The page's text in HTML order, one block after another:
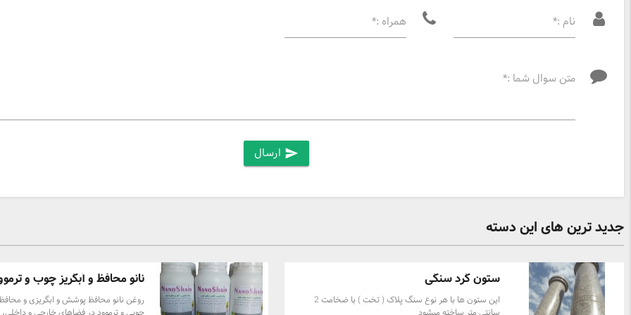
نام :* همراه :*
متن سوال شما :*
send
جدید ترین های این دسته
ستون گرد سنگی
این ستون ها با هر نوع سنگ پلاک ( تخت ) با ضخامت 2
نانو محافظ و آبگریز چوب و
روغن نانو محافظ پوشش و ابگریزی و